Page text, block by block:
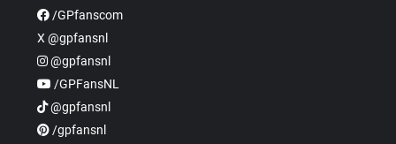
/GPfanscom
X @gpfansnl
@gpfansnl
/GPFansNL
@gpfansnl
/gpfansnl